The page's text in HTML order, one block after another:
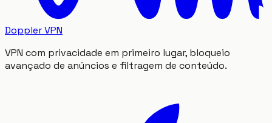
Doppler VPN
VPN com privacidade em primeiro lugar, bloqueio
avançado de anúncios e filtragem de conteúdo.